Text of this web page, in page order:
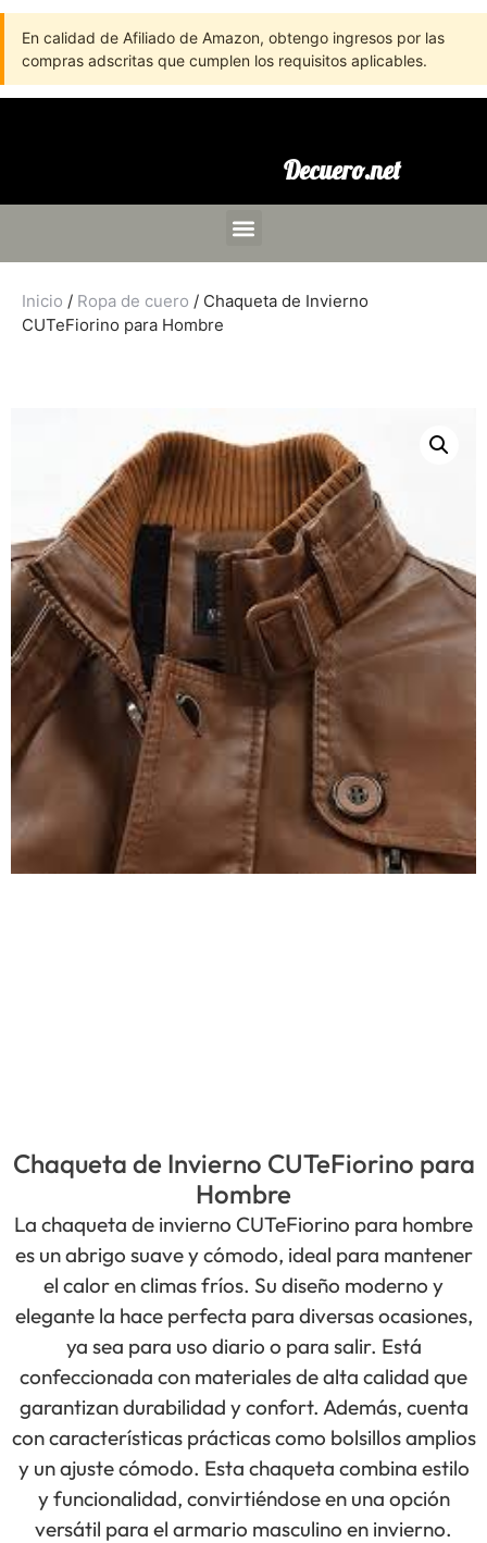
En calidad de Afiliado de Amazon, obtengo ingresos por las
compras adscritas que cumplen los requisitos aplicables.
Decuero.net
Inicio / Ropa de cuero / Chaqueta de Invierno
CUTeFiorino para Hombre
Chaqueta de Invierno CUTeFiorino para
Hombre
La chaqueta de invierno CUTeFiorino para hombre
es un abrigo suave y cómodo, ideal para mantener
el calor en climas fríos. Su diseño moderno y
elegante la hace perfecta para diversas ocasiones,
ya sea para uso diario o para salir. Está
confeccionada con materiales de alta calidad que
garantizan durabilidad y confort. Además, cuenta
con características prácticas como bolsillos amplios
y un ajuste cómodo. Esta chaqueta combina estilo
y funcionalidad, convirtiéndose en una opción
versátil para el armario masculino en invierno.